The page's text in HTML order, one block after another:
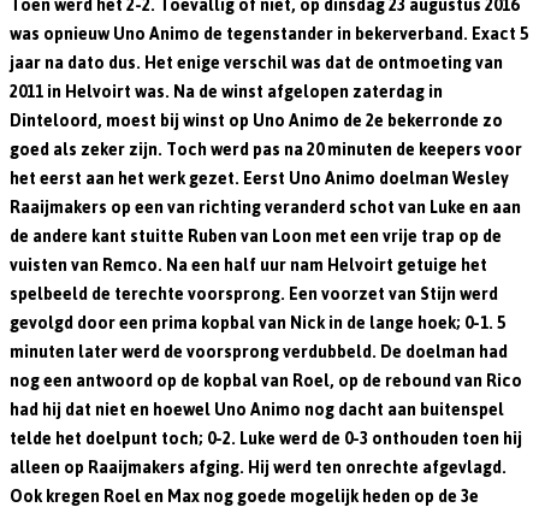
was opnieuw Uno Animo de tegenstander in bekerverband. Exact 5
jaar na dato dus. Het enige verschil was dat de ontmoeting van
2011 in Helvoirt was. Na de winst afgelopen zaterdag in
Dinteloord, moest bij winst op Uno Animo de 2e bekerronde zo
goed als zeker zijn. Toch werd pas na 20 minuten de keepers voor
het eerst aan het werk gezet. Eerst Uno Animo doelman Wesley
Raaijmakers op een van richting veranderd schot van Luke en aan
de andere kant stuitte Ruben van Loon met een vrije trap op de
vuisten van Remco. Na een half uur nam Helvoirt getuige het
spelbeeld de terechte voorsprong. Een voorzet van Stijn werd
gevolgd door een prima kopbal van Nick in de lange hoek; 0-1. 5
minuten later werd de voorsprong verdubbeld. De doelman had
nog een antwoord op de kopbal van Roel, op de rebound van Rico
had hij dat niet en hoewel Uno Animo nog dacht aan buitenspel
telde het doelpunt toch; 0-2. Luke werd de 0-3 onthouden toen hij
alleen op Raaijmakers afging. Hij werd ten onrechte afgevlagd.
Ook kregen Roel en Max nog goede mogelijk heden op de 3e